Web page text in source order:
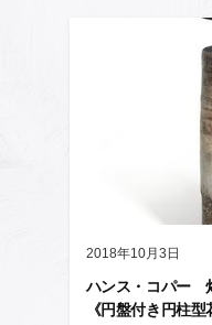
2018年10月3日
ハンス・コパー
《円盤付き円柱